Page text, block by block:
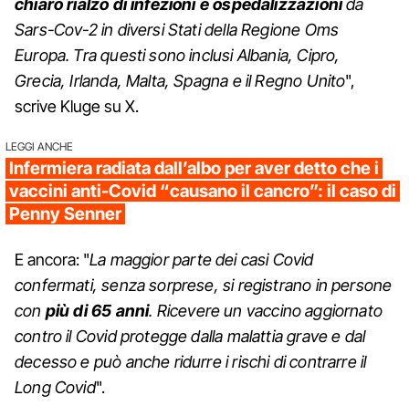
chiaro rialzo di infezioni e ospedalizzazionida
Sars-Cov-2 in diversi Stati della Regione Oms
Europa. Tra questi sono inclusi Albania, Cipro,
Grecia, Irlanda, Malta, Spagna e il Regno Unito",
scrive Kluge su X.
LEGGI ANCHE
Infermiera radiata dall’albo per aver detto che i
vaccini anti-Covid “causano il cancro”: il caso di
Penny Senner
E ancora: "La maggior parte dei casi Covid
confermati, senza sorprese, si registrano in persone
con più di 65 anni. Ricevere un vaccino aggiornato
contro il Covid protegge dalla malattia grave e dal
decesso e può anche ridurre i rischi di contrarre il
Long Covid".